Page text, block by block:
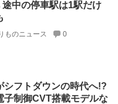
中の停車駅は1駅だけ
ものニュース 0
シフトダウンの時代へ!?
子制御CVT搭載モデルな